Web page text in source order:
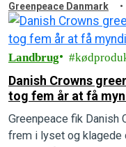
Greenpeace Danmark
Landbrug
Danish Crowns
tog fem år at få
Greenpeace fik Danish
frem i lyset og klagede